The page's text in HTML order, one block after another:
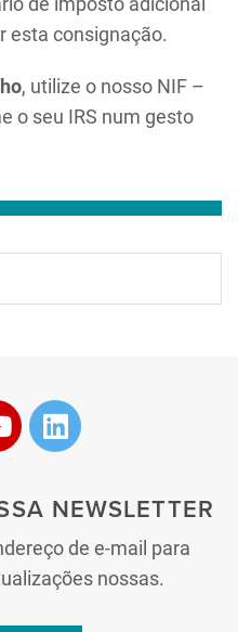
esta consignação.
, utilize o nosso NIF –
o seu IRS num gesto
NEWSLETTER
de e-mail para
nossas.